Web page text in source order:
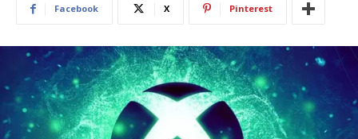
Facebook X Pinterest